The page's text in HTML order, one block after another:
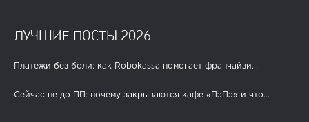
ЛУЧШИЕ ПОСТЫ 2026
Платежи без боли: как Robokassa помогает франчайзи...
Сейчас не до ПП: почему закрываются кафе «ПэПэ» и что...